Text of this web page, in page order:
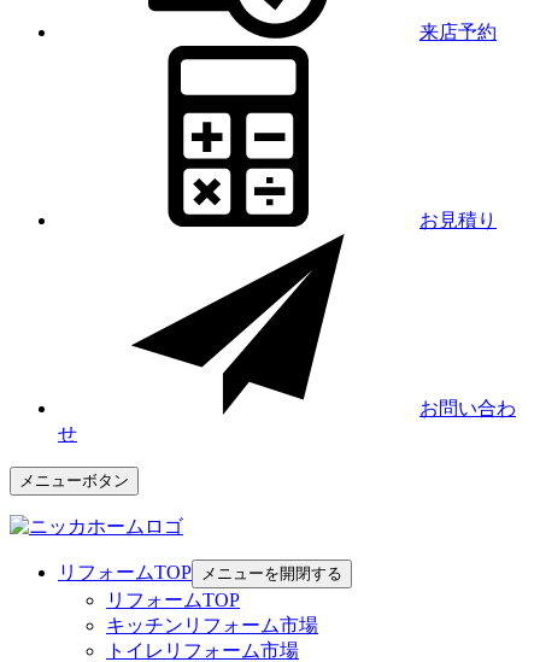
来店予約
お見積り
お問い合わ
せ
メニューボタン
リフォームTOP メニューを開閉する
リフォームTOP
キッチンリフォーム市場
トイレリフォーム市場